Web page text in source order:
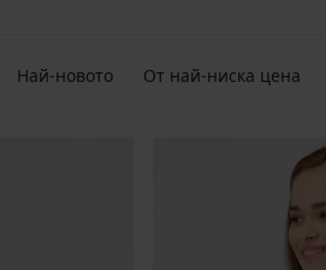
Най-новото От най-ниска цена